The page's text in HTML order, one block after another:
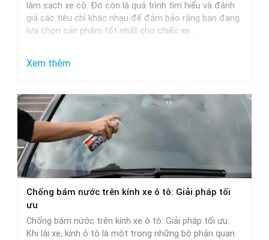
làm sạch xe cộ. Đó còn là quá trình tìm hiểu và đánh
giá các tiêu chí khác nhau để đảm bảo rằng bạn đang
lựa chọn sản phẩm tốt nhất cho chiếc xe…
Xem thêm:
Dẫn
Chọn
Nước
Rửa
Xe
Phù
Nhất
Chống bám nước trên kính xe ô tô: Giải pháp tối
ưu
Chống bám nước trên kính xe ô tô: Giải pháp tối ưu.
Khi lái xe, kính ô tô là một trong những bộ phận quan